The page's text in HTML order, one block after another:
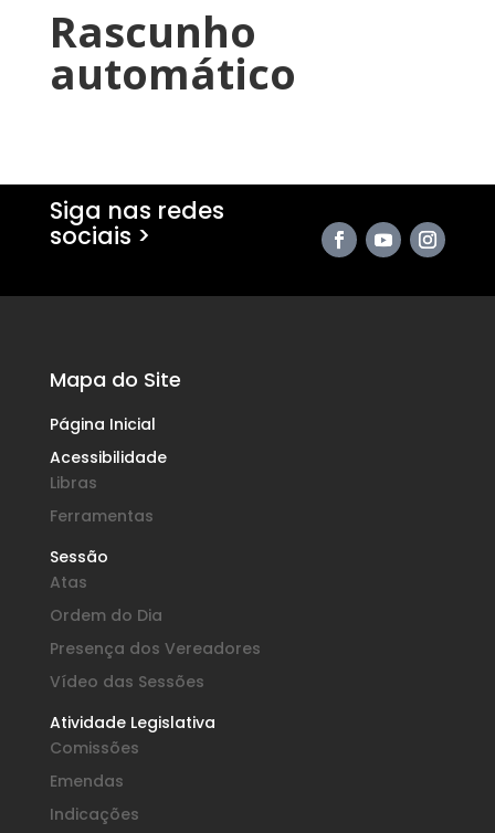
Rascunho
automático
Siga nas redes
sociais >
Mapa do Site
Página Inicial
Acessibilidade
Libras
Ferramentas
Sessão
Atas
Ordem do Dia
Presença dos Vereadores
Vídeo das Sessões
Atividade Legislativa
Comissões
Emendas
Indicações